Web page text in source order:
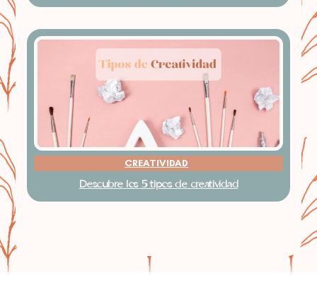
CREATIVIDAD
Descubre los 5 tipos de creatividad